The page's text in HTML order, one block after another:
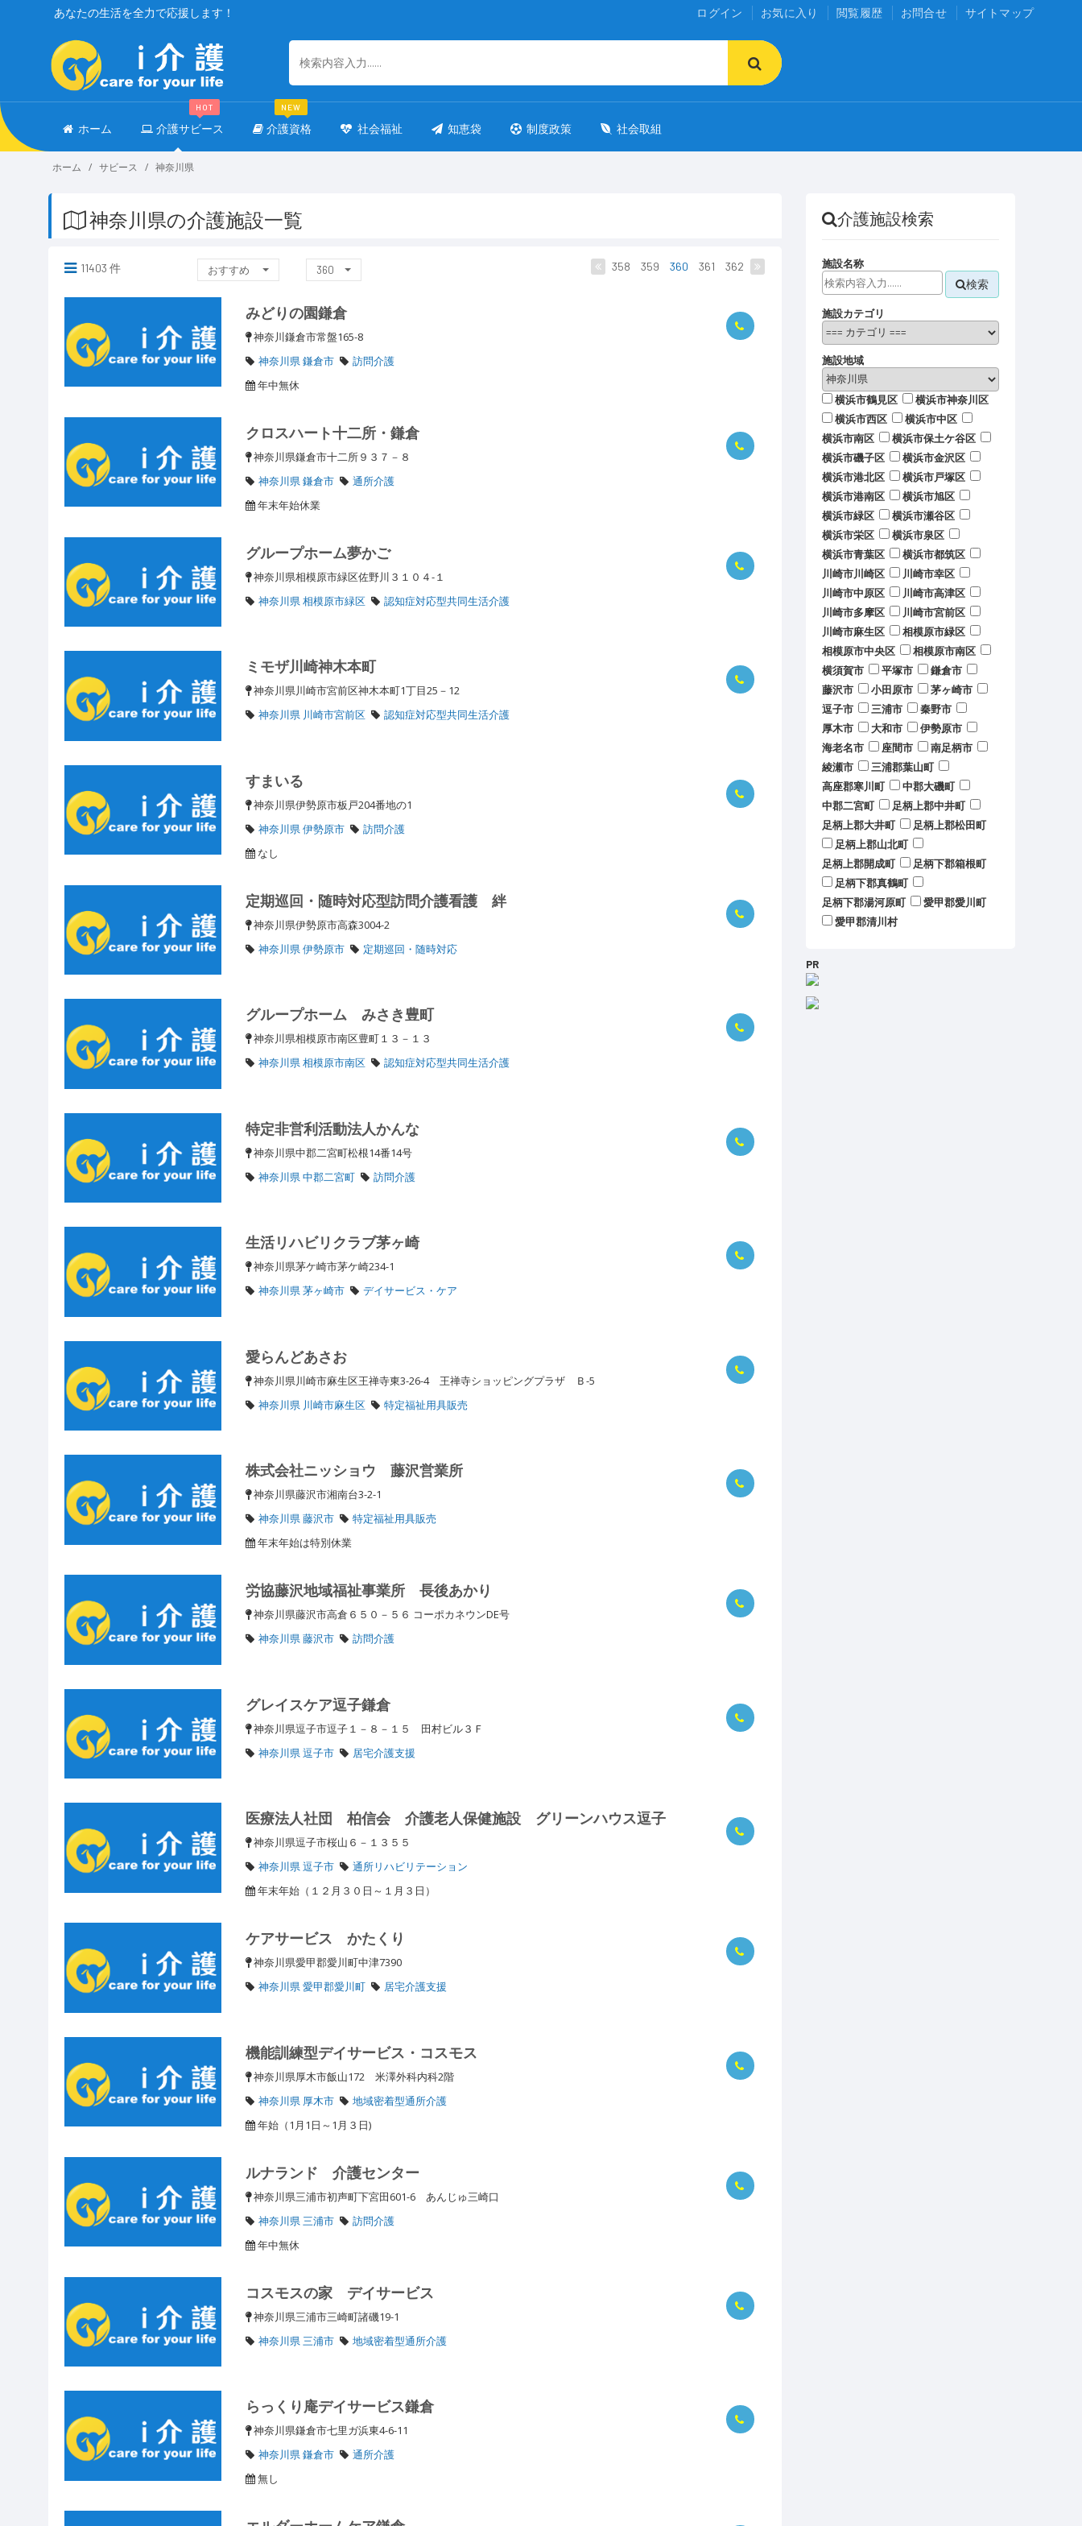
ログイン お気に入り 閲覧履歴 お問合せ サイトマップ
あなたの生活を全力で応援します！
ホーム 介護サビース
HOT
介護資格
NEW
社会福祉 知恵袋 制度政策 社会取組
ホーム サビース 神奈川県
神奈川県の介護施設一覧
11403 件 おすすめ 360 358 359 360 361 362
みどりの園鎌倉
神奈川鎌倉市常盤165-8
神奈川県 鎌倉市
訪問介護
年中無休
クロスハート十二所・鎌倉
神奈川県鎌倉市十二所９３７－８
神奈川県 鎌倉市
通所介護
年末年始休業
グループホーム夢かご
神奈川県相模原市緑区佐野川３１０４-１
神奈川県 相模原市緑区
認知症対応型共同生活介護
ミモザ川崎神木本町
神奈川県川崎市宮前区神木本町1丁目25－12
神奈川県 川崎市宮前区
認知症対応型共同生活介護
すまいる
神奈川県伊勢原市板戸204番地の1
神奈川県 伊勢原市
訪問介護
なし
定期巡回・随時対応型訪問介護看護 絆
神奈川県伊勢原市高森3004-2
神奈川県 伊勢原市
定期巡回・随時対応
グループホーム みさき豊町
神奈川県相模原市南区豊町１３－１３
神奈川県 相模原市南区
認知症対応型共同生活介護
特定非営利活動法人かんな
神奈川県中郡二宮町松根14番14号
神奈川県 中郡二宮町
訪問介護
生活リハビリクラブ茅ヶ崎
神奈川県茅ケ崎市茅ケ崎234-1
神奈川県 茅ヶ崎市
デイサービス・ケア
愛らんどあさお
神奈川県川崎市麻生区王禅寺東3-26-4 王禅寺ショッピングプラザ Ｂ-5
神奈川県 川崎市麻生区
特定福祉用具販売
株式会社ニッショウ 藤沢営業所
神奈川県藤沢市湘南台3-2-1
神奈川県 藤沢市
特定福祉用具販売
年末年始は特別休業
労協藤沢地域福祉事業所 長後あかり
神奈川県藤沢市高倉６５０－５６ コーポカネウンDE号
神奈川県 藤沢市
訪問介護
グレイスケア逗子鎌倉
神奈川県逗子市逗子１－８－１５ 田村ビル３Ｆ
神奈川県 逗子市
居宅介護支援
医療法人社団 柏信会 介護老人保健施設 グリーンハウス逗子
神奈川県逗子市桜山６－１３５５
神奈川県 逗子市
通所リハビリテーション
年末年始（１２月３０日～１月３日）
ケアサービス かたくり
神奈川県愛甲郡愛川町中津7390
神奈川県 愛甲郡愛川町
居宅介護支援
機能訓練型デイサービス・コスモス
神奈川県厚木市飯山172 米澤外科内科2階
神奈川県 厚木市
地域密着型通所介護
年始（1月1日～1月３日)
ルナランド 介護センター
神奈川県三浦市初声町下宮田601-6 あんじゅ三崎口
神奈川県 三浦市
訪問介護
年中無休
コスモスの家 デイサービス
神奈川県三浦市三崎町諸磯19-1
神奈川県 三浦市
地域密着型通所介護
らっくり庵デイサービス鎌倉
神奈川県鎌倉市七里ガ浜東4-6-11
神奈川県 鎌倉市
通所介護
無し
介護施設検索
施設名称
検索
施設カテゴリ
施設地域
横浜市鶴見区
横浜市神奈川区
横浜市西区
横浜市中区
横浜市南区
横浜市保土ケ谷区
横浜市磯子区
横浜市金沢区
横浜市港北区
横浜市戸塚区
横浜市港南区
横浜市旭区
横浜市緑区
横浜市瀬谷区
横浜市栄区
横浜市泉区
横浜市青葉区
横浜市都筑区
川崎市川崎区
川崎市幸区
川崎市中原区
川崎市高津区
川崎市多摩区
川崎市宮前区
川崎市麻生区
相模原市緑区
相模原市中央区
相模原市南区
横須賀市
平塚市
鎌倉市
藤沢市
小田原市
茅ヶ崎市
逗子市
三浦市
秦野市
厚木市
大和市
伊勢原市
海老名市
座間市
南足柄市
綾瀬市
三浦郡葉山町
高座郡寒川町
中郡大磯町
中郡二宮町
足柄上郡中井町
足柄上郡大井町
足柄上郡松田町
足柄上郡山北町
足柄上郡開成町
足柄下郡箱根町
足柄下郡真鶴町
足柄下郡湯河原町
愛甲郡愛川町
愛甲郡清川村
PR